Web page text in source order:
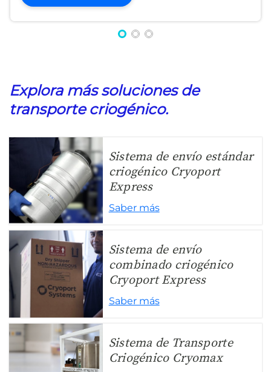
Explora más soluciones de
transporte criogénico.
Sistema de envío estándar
criogénico Cryoport
Express
Saber más
Sistema de envío
combinado criogénico
Cryoport Express
Saber más
Sistema de Transporte
Criogénico Cryomax